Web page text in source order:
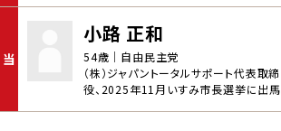
当
小路 正和
54歳｜自由民主党
（株）ジャパントータルサポート代表取締
役、2025年11月いすみ市長選挙に出馬